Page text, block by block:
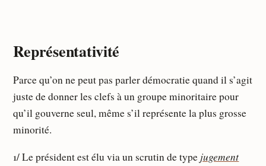
Représentativité
Parce qu’on ne peut pas parler démocratie quand il s’agit
juste de donner les clefs à un groupe minoritaire pour
qu’il gouverne seul, même s’il représente la plus grosse
minorité.
1/ Le président est élu via un scrutin de type jugement